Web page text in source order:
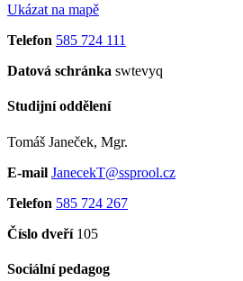
Ukázat na mapě
Telefon 585 724 111
Datová schránka swtevyq
Studijní oddělení
Tomáš Janeček, Mgr.
E-mail JanecekT@ssprool.cz
Telefon 585 724 267
Číslo dveří105
Sociální pedagog